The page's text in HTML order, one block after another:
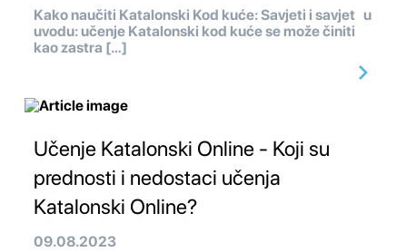
Kako naučiti Katalonski Kod kuće: Savjeti i savjet u
uvodu: učenje Katalonski kod kuće se može činiti
kao zastra […]
Učenje Katalonski Online - Koji su
prednosti i nedostaci učenja
Katalonski Online?
09.08.2023